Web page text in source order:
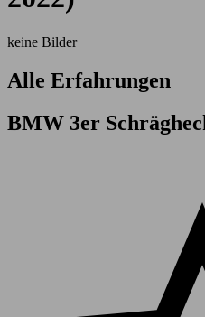
keine Bilder
Alle Erfahrungen
BMW 3er